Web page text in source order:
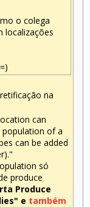
o colega
localizações
na
can
population of a
can be added
só
produce
Produce
e também